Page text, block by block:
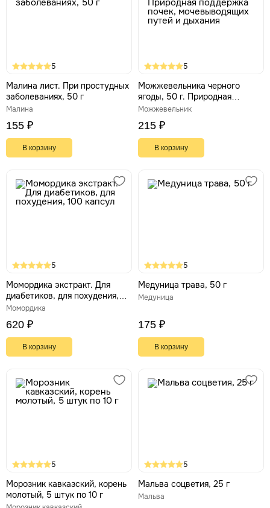
5
Малина лист. При простудных
заболеваниях, 50 г
Малина
155 ₽
В корзину
5
Можжевельника черного
ягоды, 50 г. Природная
поддержка почек,
дыхания
Можжевельник
215 ₽
В корзину
5
Момордика экстракт. Для
диабетиков, для похудения,
100 капсул
Момордика
620 ₽
В корзину
5
Медуница трава, 50 г
Медуница
175 ₽
В корзину
5
Морозник кавказский, корень
молотый, 5 штук по 10 г
5
Мальва соцветия, 25 г
Мальва